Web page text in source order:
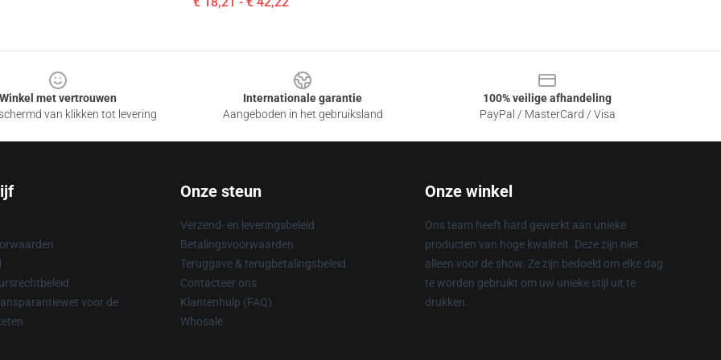
Winkel met vertrouwen
van klikken tot levering
Internationale garantie
Aangeboden in het gebruiksland
100% veilige afhandeling
PayPal / MasterCard / Visa
voor de
Onze steun
Verzend- en leveringsbeleid
Betalingsvoorwaarden
Teruggave & terugbetalingsbeleid
Contacteer ons
Klantenhulp (FAQ)
Whosale
Onze winkel
Ons team heeft hard gewerkt aan unieke
producten van hoge kwaliteit. Deze zijn niet
alleen voor de show. Ze zijn bedoeld om elke dag
te worden gebruikt om uw unieke stijl uit te
drukken.